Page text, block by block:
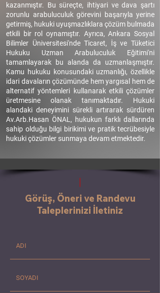
kazanmıştır. Bu süreçte, ihtiyari ve dava şartı
zorunlu arabuluculuk görevini başarıyla yerine
getirmiş, hukuki uyuşmazlıklara çözüm bulmada
etkili bir rol oynamıştır. Ayrıca, Ankara Sosyal
Bilimler Üniversitesi'nde Ticaret, İş ve Tüketici
Hukuku Uzman Arabuluculuk Eğitimi'ni
tamamlayarak bu alanda da uzmanlaşmıştır.
Kamu hukuku konusundaki uzmanlığı, özellikle
idari davaların çözümünde hem yargısal hem de
alternatif yöntemleri kullanarak etkili çözümler
üretmesine olanak tanımaktadır. Hukuki
alandaki deneyimini sürekli artırarak sürdüren
Av.Arb.Hasan ÖNAL, hukukun farklı dallarında
sahip olduğu bilgi birikimi ve pratik tecrübesiyle
hukuki çözümler sunmaya devam etmektedir.
Görüş, Öneri ve Randevu
Taleplerinizi İletiniz